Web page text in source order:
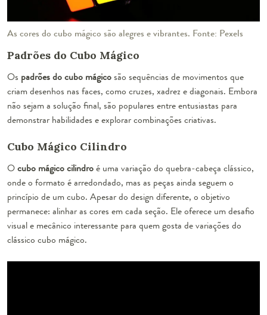
As cores do cubo mágico são alegres e vibrantes. Fonte: Pexels
Padrões do Cubo Mágico
Os padrões do cubo mágicosão sequências de movimentos que
criam desenhos nas faces, como cruzes, xadrez e diagonais. Embora
não sejam a solução final, são populares entre entusiastas para
demonstrar habilidades e explorar combinações criativas.
Cubo Mágico Cilindro
Ocubo mágico cilindroé uma variação do quebra-cabeça clássico,
onde o formato é arredondado, mas as peças ainda seguem o
princípio de um cubo. Apesar do design diferente, o objetivo
permanece: alinhar as cores em cada seção. Ele oferece um desafio
visual e mecânico interessante para quem gosta de variações do
clássico cubo mágico.